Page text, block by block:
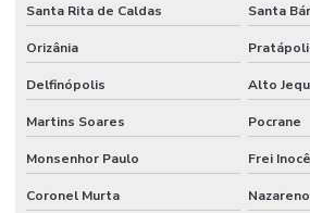
Santa Rita de Caldas Santa
Orizânia
Delfinópolis Alto
Martins Soares Pocrane
Monsenhor Paulo Frei
Coronel Murta Nazareno